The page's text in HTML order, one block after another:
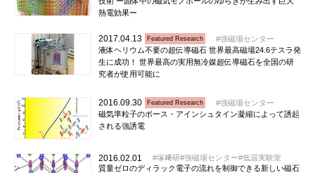
熱電効果ー
2017.04.13 Featured Research
強磁場センター
液体ヘリウム不要の超伝導磁石 世界最高磁場24.6テスラ発
生に成功！ 世界最高の実用無冷媒超伝導磁石を全国の研
究者が使用可能に
2016.09.30 Featured Research
強磁場センター
磁気準粒子のボース・アインシュタイン凝縮によって誘起
される強誘電
2016.02.01 塚﨑研 強磁場センター 低温実験室
質量ゼロのディラック電子の流れを制御できる新しい磁石